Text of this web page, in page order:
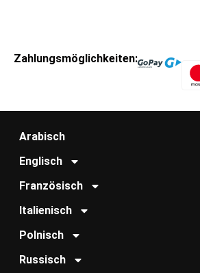
Zahlungsmöglichkeiten:
Arabisch
Englisch
Französisch
Italienisch
Polnisch
Russisch